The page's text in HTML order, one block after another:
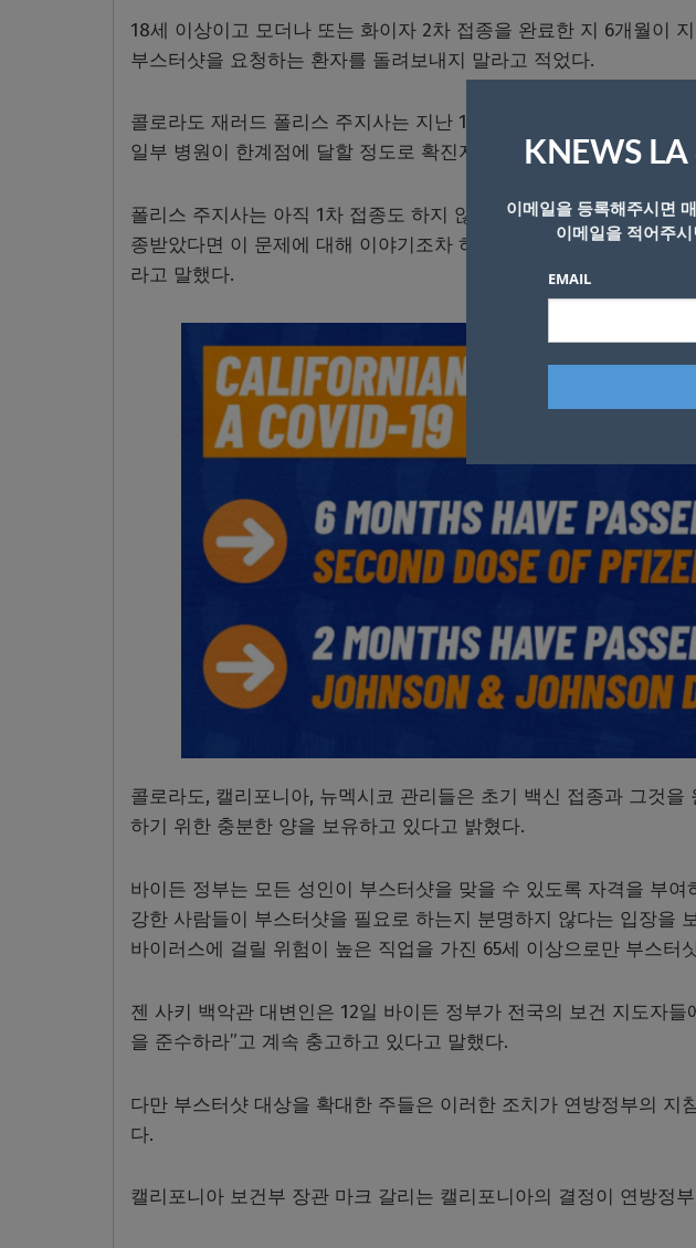
18세 이상이고 모더나 또는 화이자 2차 접종을 완료한 지 6개월이
부스터샷을 요청하는 환자를 돌려보내지 말라고 적었다.
콜로라도 재러드 폴리스 주지사는 지난 11일 부스터샷 사용을 확대
일부 병원이 한계점에 달할 정도로 확진자가 늘고 있다.
폴리스 주지사는 아직 1차 접종도 하지 않은 20%의 주민들에게 경
종받았다면 이 문제에 대해 이야기조차 하지 않았을 것이다. 백신접
라고 말했다.
콜로라도, 캘리포니아, 뉴멕시코 관리들은 초기 백신 접종과 그것
하기 위한 충분한 양을 보유하고 있다고 밝혔다.
바이든 정부는 모든 성인이 부스터샷을 맞을 수 있도록 자격을 부
강한 사람들이 부스터샷을 필요로 하는지 분명하지 않다는 입장을
바이러스에 걸릴 위험이 높은 직업을 가진 65세 이상으로만 부스터
젠 사키 백악관 대변인은 12일 바이든 정부가 전국의 보건 지도자
을 준수하라”고 계속 충고하고 있다고 말했다.
다만 부스터샷 대상을 확대한 주들은 이러한 조치가 연방정부의 지
다.
캘리포니아 보건부 장관 마크 갈리는 캘리포니아의 결정이 연방정
KNEWS
이메일을 등록해주시면
이메일을 적어주
EMAIL